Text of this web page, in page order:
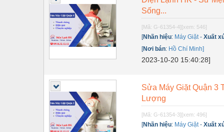
Dụng cụ điện
Dụng cụ đo
Gỗ - Trang thiết bị
Hóa chất-Trang thiết bị
Kệ công nghiệp
Khí nén - Thiết bị
Sống...
[Mã: G-61354-4][xem: 546]
[Nhãn hiệu: Máy Giặt -Xuất
[Nơi bán: Hồ Chí Minh]
2023-10-20 15:40:28]
Sửa Máy Giặt Quận 3
Lượng
[Mã: G-61354-3][xem: 496]
[Nhãn hiệu: Máy Giặt -Xuất